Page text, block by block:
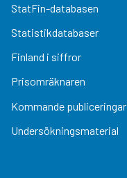
StatFin-databasen
Statistikdatabaser
Finland i siffror
Prisomräknaren
Kommande publiceringar
Undersökningsmaterial